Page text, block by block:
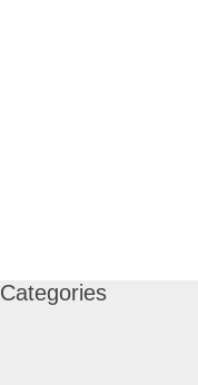
Categories